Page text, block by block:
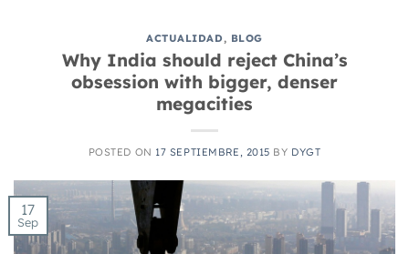
ACTUALIDAD, BLOG
Why India should reject China’s
obsession with bigger, denser
megacities
POSTED ON 17 SEPTIEMBRE, 2015 BY DYGT
17
Sep